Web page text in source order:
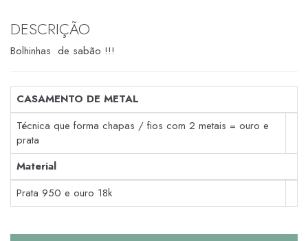
DESCRIÇÃO
Bolhinhas de sabão !!!
CASAMENTO DE METAL
Técnica que forma chapas / fios com 2 metais = ouro e
prata
Material
Prata 950 e ouro 18k